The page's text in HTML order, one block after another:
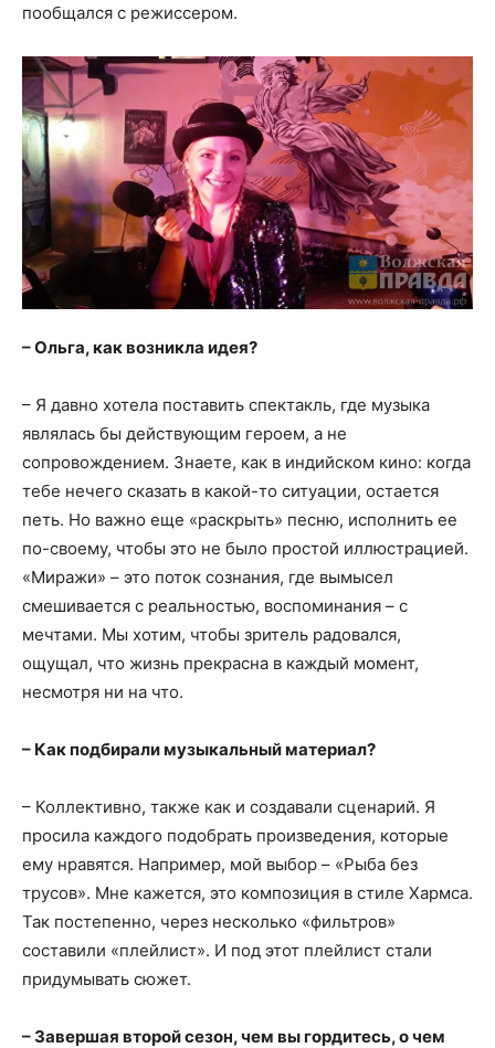
пообщался с режиссером.
– Ольга, как возникла идея?
– Я давно хотела поставить спектакль, где музыка
являлась бы действующим героем, а не
сопровождением. Знаете, как в индийском кино: когда
тебе нечего сказать в какой-то ситуации, остается
петь. Но важно еще «раскрыть» песню, исполнить ее
по-своему, чтобы это не было простой иллюстрацией.
«Миражи» – это поток сознания, где вымысел
смешивается с реальностью, воспоминания – с
мечтами. Мы хотим, чтобы зритель радовался,
ощущал, что жизнь прекрасна в каждый момент,
несмотря ни на что.
– Как подбирали музыкальный материал?
– Коллективно, также как и создавали сценарий. Я
просила каждого подобрать произведения, которые
ему нравятся. Например, мой выбор – «Рыба без
трусов». Мне кажется, это композиция в стиле Хармса.
Так постепенно, через несколько «фильтров»
составили «плейлист». И под этот плейлист стали
придумывать сюжет.
– Завершая второй сезон, чем вы гордитесь, о чем